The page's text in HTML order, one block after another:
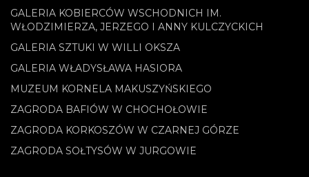
GALERIA KOBIERCÓW WSCHODNICH IM.
WŁODZIMIERZA, JERZEGO I ANNY KULCZYCKICH
GALERIA SZTUKI W WILLI OKSZA
GALERIA WŁADYSŁAWA HASIORA
MUZEUM KORNELA MAKUSZYŃSKIEGO
ZAGRODA BAFIÓW W CHOCHOŁOWIE
ZAGRODA KORKOSZÓW W CZARNEJ GÓRZE
ZAGRODA SOŁTYSÓW W JURGOWIE